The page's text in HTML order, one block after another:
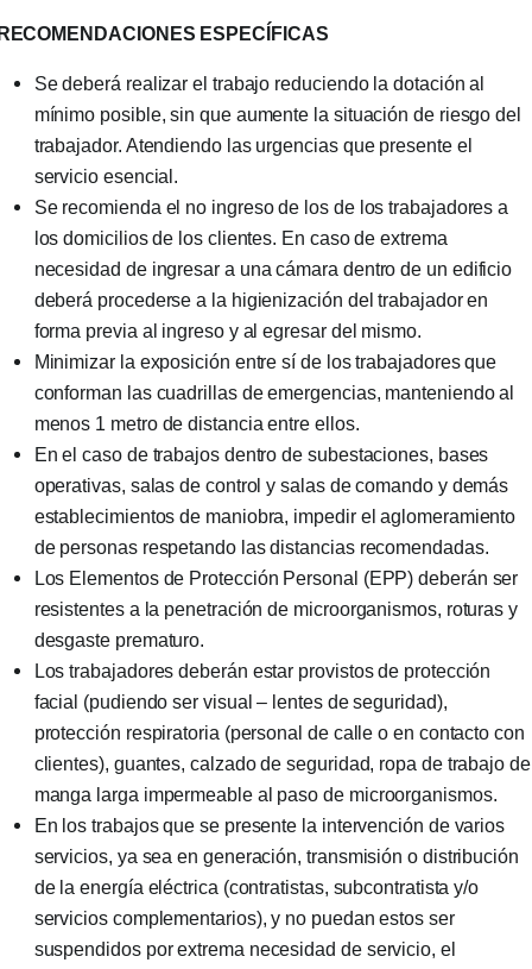
ESPECÍFICAS
Se deberá realizar el trabajo reduciendo la dotación al
mínimo posible, sin que aumente la situación de riesgo del
trabajador. Atendiendo las urgencias que presente el
servicio esencial.
Se recomienda el no ingreso de los de los trabajadores a
los domicilios de los clientes. En caso de extrema
necesidad de ingresar a una cámara dentro de un edificio
deberá procederse a la higienización del trabajador en
forma previa al ingreso y al egresar del mismo.
Minimizar la exposición entre sí de los trabajadores que
conforman las cuadrillas de emergencias, manteniendo al
menos 1 metro de distancia entre ellos.
En el caso de trabajos dentro de subestaciones, bases
operativas, salas de control y salas de comando y demás
establecimientos de maniobra, impedir el aglomeramiento
de personas respetando las distancias recomendadas.
Los Elementos de Protección Personal (EPP) deberán ser
resistentes a la penetración de microorganismos, roturas y
desgaste prematuro.
Los trabajadores deberán estar provistos de protección
facial (pudiendo ser visual – lentes de seguridad),
protección respiratoria (personal de calle o en contacto con
clientes), guantes, calzado de seguridad, ropa de trabajo de
manga larga impermeable al paso de microorganismos.
En los trabajos que se presente la intervención de varios
servicios, ya sea en generación, transmisión o distribución
de la energía eléctrica (contratistas, subcontratista y/o
servicios complementarios), y no puedan estos ser
suspendidos por extrema necesidad de servicio, el